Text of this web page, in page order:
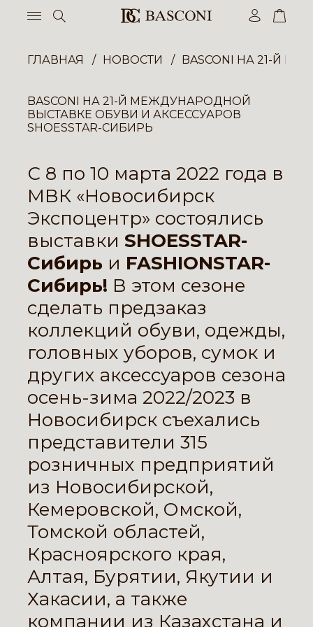
ГЛАВНАЯ НОВОСТИ BASCONI НА 21-Й
BASCONI НА 21-Й МЕЖДУНАРОДНОЙ
ВЫСТАВКЕ ОБУВИ И АКСЕССУАРОВ
SHOESSTAR-СИБИРЬ
С 8 по 10 марта 2022 года в
МВК «Новосибирск
Экспоцентр» состоялись
выставки SHOESSTAR-
Сибирь и FASHIONSTAR-
Сибирь! В этом сезоне
сделать предзаказ
коллекций обуви, одежды,
головных уборов, сумок и
других аксессуаров сезона
осень-зима 2022/2023 в
Новосибирск съехались
представители 315
розничных предприятий
из Новосибирской,
Кемеровской, Омской,
Томской областей,
Красноярского края,
Алтая, Бурятии, Якутии и
Хакасии, а также
компании из Казахстана и